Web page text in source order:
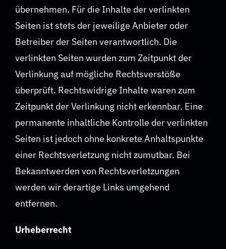
übernehmen. Für die Inhalte der verlinkten
Seiten ist stets der jeweilige Anbieter oder
Betreiber der Seiten verantwortlich. Die
verlinkten Seiten wurden zum Zeitpunkt der
Verlinkung auf mögliche Rechtsverstöße
überprüft. Rechtswidrige Inhalte waren zum
Zeitpunkt der Verlinkung nicht erkennbar. Eine
permanente inhaltliche Kontrolle der verlinkten
Seiten ist jedoch ohne konkrete Anhaltspunkte
einer Rechtsverletzung nicht zumutbar. Bei
Bekanntwerden von Rechtsverletzungen
werden wir derartige Links umgehend
entfernen.
Urheberrecht